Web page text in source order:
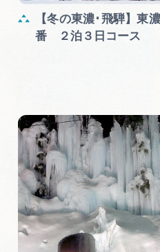
【冬の東濃･飛騨】東
番 ２泊３日コース